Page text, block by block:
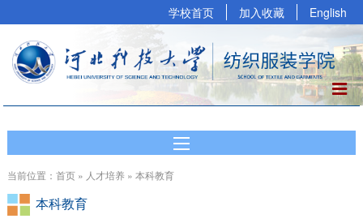
学校首页 加入收藏 English
当前位置：首页 » 人才培养 » 本科教育
本科教育